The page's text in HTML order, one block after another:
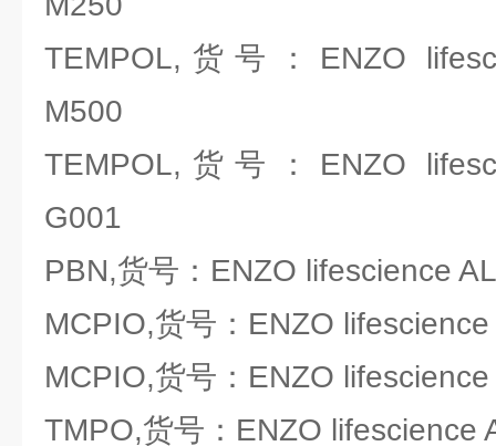
TEMPOL,货号：ENZO
M500
TEMPOL,货号：ENZO
G001
PBN,货号：ENZO lifescience
MCPIO,货号：ENZO
MCPIO,货号：ENZO
TMPO,货号：ENZO lifescience